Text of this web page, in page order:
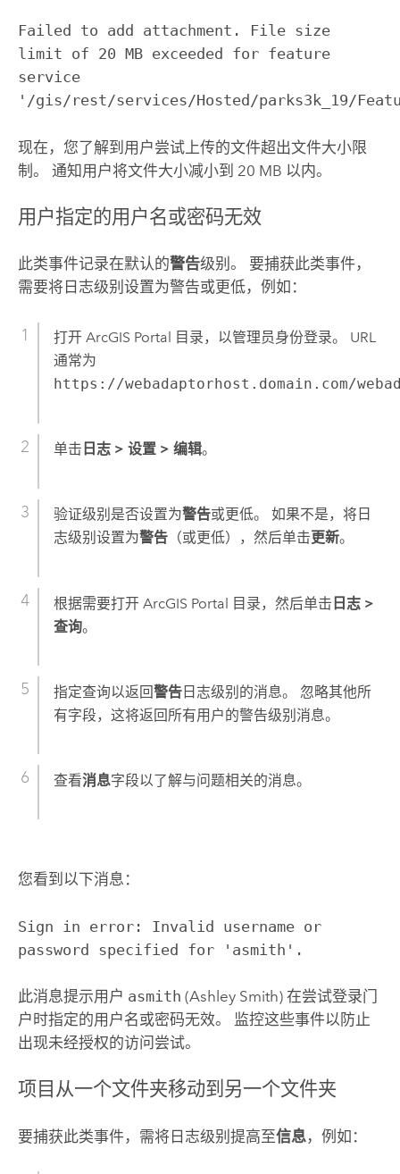
Failed to add attachment. File size
limit of 20 MB exceeded for feature
service
'/gis/rest/services/Hosted/parks3k_19/
现在，您了解到用户尝试上传的文件超出文件大小限
制。 通知用户将文件大小减小到 20 MB 以内。
用户指定的用户名或密码无效
此类事件记录在默认的警告级别。 要捕获此类事件，
需要将日志级别设置为警告或更低，例如：
打开 ArcGIS Portal 目录，以管理员身份登录。 URL
通常为
https://webadaptorhost.domain.com/
单击 日志 > 设置 > 编辑。
验证级别是否设置为警告或更低。 如果不是，将日
志级别设置为警告（或更低），然后单击更新。
根据需要打开 ArcGIS Portal 目录，然后单击 日志 >
查询。
指定查询以返回警告日志级别的消息。 忽略其他所
有字段，这将返回所有用户的警告级别消息。
查看消息字段以了解与问题相关的消息。
您看到以下消息：
Sign in error: Invalid username or
password specified for 'asmith'.
此消息提示用户 asmith (Ashley Smith) 在尝试登录门
户时指定的用户名或密码无效。 监控这些事件以防止
出现未经授权的访问尝试。
项目从一个文件夹移动到另一个文件夹
要捕获此类事件，需将日志级别提高至信息，例如：